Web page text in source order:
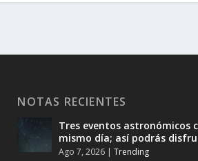
NOTAS RECIENTES
Tres eventos astronómicos
mismo día; así podrás
Ago 7, 2026 |Trending